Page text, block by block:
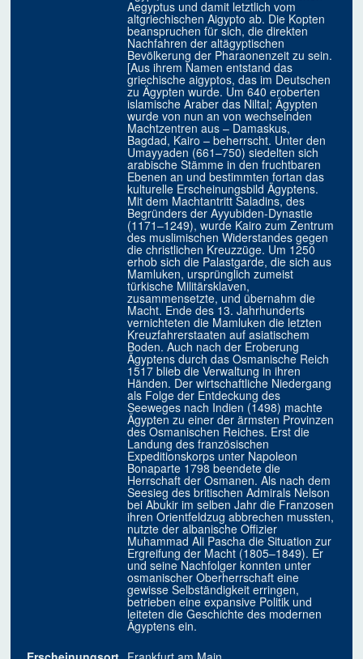
Aegyptus und damit letztlich vom
altgriechischen Aigypto ab. Die Kopten
beanspruchen für sich, die direkten
Nachfahren der altägyptischen
Bevölkerung der Pharaonenzeit zu sein.
[Aus ihrem Namen entstand das
griechische aigyptos, das im Deutschen
zu Ägypten wurde. Um 640 eroberten
islamische Araber das Niltal; Ägypten
wurde von nun an von wechselnden
Machtzentren aus – Damaskus,
Bagdad, Kairo – beherrscht. Unter den
Umayyaden (661–750) siedelten sich
arabische Stämme in den fruchtbaren
Ebenen an und bestimmten fortan das
kulturelle Erscheinungsbild Ägyptens.
Mit dem Machtantritt Saladins, des
Begründers der Ayyubiden-Dynastie
(1171–1249), wurde Kairo zum Zentrum
des muslimischen Widerstandes gegen
die christlichen Kreuzzüge. Um 1250
erhob sich die Palastgarde, die sich aus
Mamluken, ursprünglich zumeist
türkische Militärsklaven,
zusammensetzte, und übernahm die
Macht. Ende des 13. Jahrhunderts
vernichteten die Mamluken die letzten
Kreuzfahrerstaaten auf asiatischem
Boden. Auch nach der Eroberung
Ägyptens durch das Osmanische Reich
1517 blieb die Verwaltung in ihren
Händen. Der wirtschaftliche Niedergang
als Folge der Entdeckung des
Seeweges nach Indien (1498) machte
Ägypten zu einer der ärmsten Provinzen
des Osmanischen Reiches. Erst die
Landung des französischen
Expeditionskorps unter Napoleon
Bonaparte 1798 beendete die
Herrschaft der Osmanen. Als nach dem
Seesieg des britischen Admirals Nelson
bei Abukir im selben Jahr die Franzosen
ihren Orientfeldzug abbrechen mussten,
nutzte der albanische Offizier
Muhammad Ali Pascha die Situation zur
Ergreifung der Macht (1805–1849). Er
und seine Nachfolger konnten unter
osmanischer Oberherrschaft eine
gewisse Selbständigkeit erringen,
betrieben eine expansive Politik und
leiteten die Geschichte des modernen
Ägyptens ein.